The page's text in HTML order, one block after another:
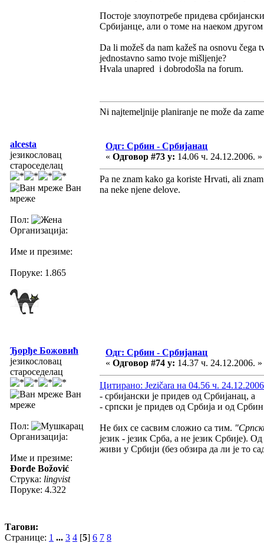
Постоје злоупотребе придева
Србијанце, али о томе на наеком другом
Da li možeš da nam kažeš na osnovu
jednostavno samo tvoje mišljenje?
Hvala unapred i dobrodošla na forum.
Ni najtemeljnije planiranje ne može da
alcesta
језикословац
староседелац
Ван
мреже
Пол:
Организација:
Име и презиме:
Поруке: 1.865
Одг: Србин - Србијанац
« Одговор #73 у: 14.06 ч. 24.12.2006. »
Pa ne znam kako ga koriste Hrvati, ali
na neke njene delove.
Ђорђе Божовић
језикословац
староседелац
Ван
мреже
Пол:
Организација:
Име и презиме:
Đorđe Božović
Струка: lingvist
Поруке: 4.322
Одг: Србин - Србијанац
« Одговор #74 у: 14.37 ч. 24.12.2006. »
Цитирано: Jezičara на 04.56 ч.
- србијански је придев од Србијанац, а
- српски је придев од Србија и од
Не бих се сасвим сложио са тим.
језик - језик Срба, а не језик Србије). Од
живи у Србији (без обзира да ли је то
Тагови:
Странице: 1 ... 3 4 [5] 6 7 8